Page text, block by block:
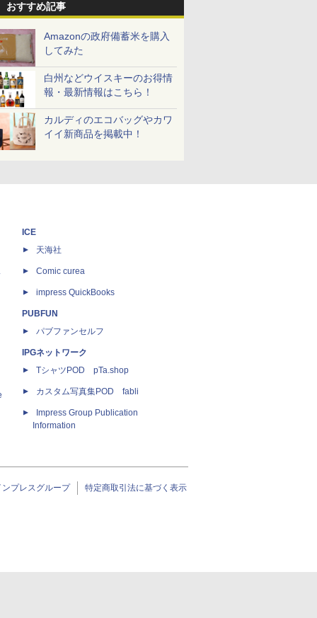
おすすめ記事
Amazonの政府備蓄米を購入
してみた
白州などウイスキーのお得情
報・最新情報はこちら！
カルディのエコバッグやカワ
イイ新商品を掲載中！
ICE
天海社
Comic curea
impress QuickBooks
PUBFUN
パブファンセルフ
IPGネットワーク
TシャツPOD pTa.shop
カスタム写真集POD fabli
Impress Group Publication
Information
ンプレスグループ 特定商取引法に基づく表示